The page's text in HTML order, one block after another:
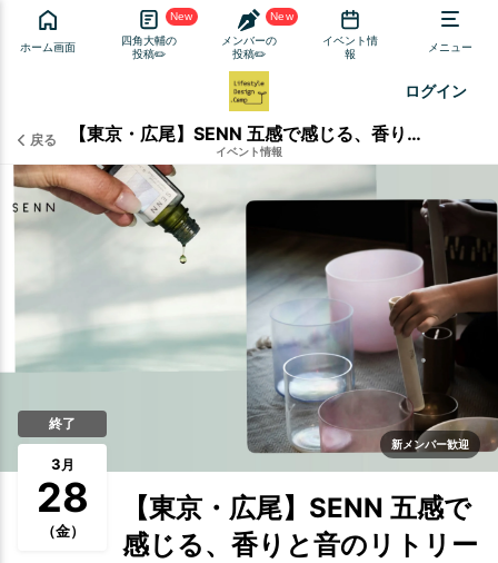
ホーム画面
New
四角大輔の
投稿✏️
New
メンバーの
投稿✏️
イベント情
報
メニュー
ログイン
戻る 【東京・広尾】SENN 五感で感じる、香りと音のリトリート
イベント情報
新メンバー歓迎
終了
3月
28
（金）
【東京・広尾】SENN 五感で
感じる、香りと音のリトリー